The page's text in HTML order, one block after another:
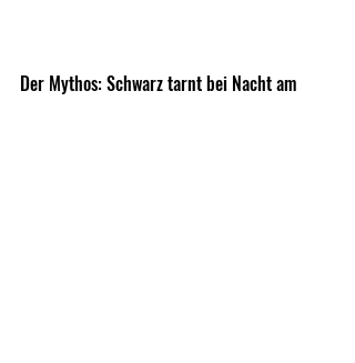
Der Mythos: Schwarz tarnt bei Nacht am